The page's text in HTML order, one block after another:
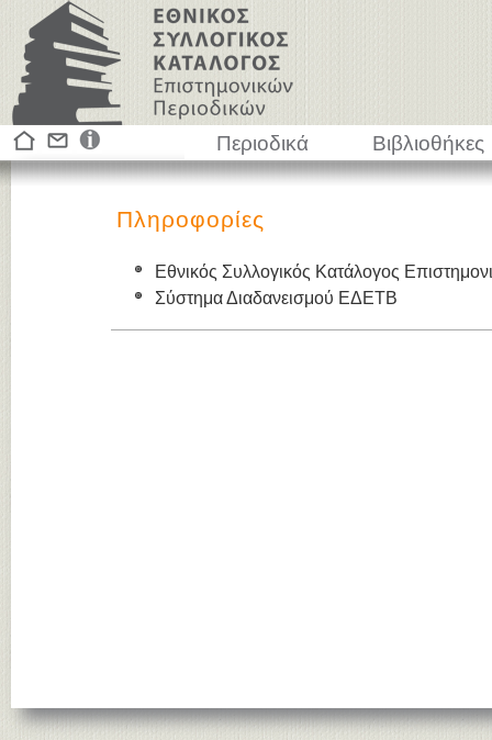
Περιοδικά Βιβλιοθήκες
Πληροφορίες
Εθνικός Συλλογικός Κατάλογος
Σύστημα Διαδανεισμού ΕΔΕΤΒ